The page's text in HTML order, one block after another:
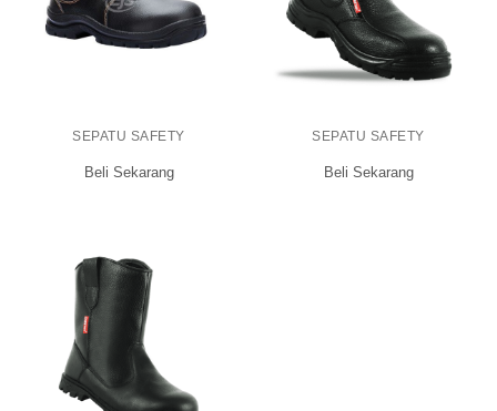
SEPATU SAFETY
Beli Sekarang
SEPATU SAFETY
Beli Sekarang